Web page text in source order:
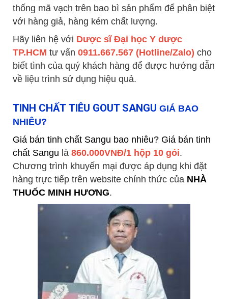
thống mã vạch trên bao bì sản phẩm để phân biệt
với hàng giả, hàng kém chất lượng.
Hãy liên hệ với Dược sĩ Đại học Y dược
TP.HCM tư vấn 0911.667.567 (Hotline/Zalo) cho
biết tình của quý khách hàng để được hướng dẫn
về liệu trình sử dụng hiệu quả.
TINH CHẤT TIÊU GOUT SANGU GIÁ BAO
NHIÊU?
Giá bán tinh chất Sangu bao nhiêu? Giá bán tinh
chất Sangu là 860.000VNĐ/1 hộp 10 gói.
Chương trình khuyến mại được áp dụng khi đặt
hàng trực tiếp trên website chính thức của NHÀ
THUỐC MINH HƯƠNG.